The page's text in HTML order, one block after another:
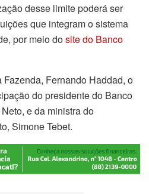
desse limite poderá ser
que integram o sistema
por meio dosite do Banco
Fernando Haddad, o
do presidente do Banco
e da ministra do
Simone Tebet.